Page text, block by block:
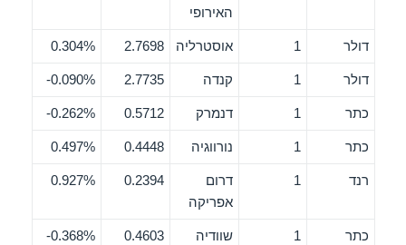
האירופי
דולר 1 אוסטרליה 2.7698
0.304%
דולר 1 קנדה 2.7735
0.090%-
כתר 1 דנמרק 0.5712
0.262%-
כתר 1 נורווגיה 0.4448
0.497%
רנד 1
דרום
אפריקה
0.2394
0.927%
כתר 1 שוודיה 0.4603
0.368%-